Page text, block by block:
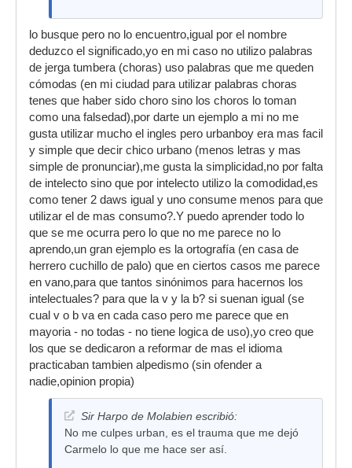
lo busque pero no lo encuentro,igual por el nombre
deduzco el significado,yo en mi caso no utilizo palabras
de jerga tumbera (choras) uso palabras que me queden
cómodas (en mi ciudad para utilizar palabras choras
tenes que haber sido choro sino los choros lo toman
como una falsedad),por darte un ejemplo a mi no me
gusta utilizar mucho el ingles pero urbanboy era mas facil
y simple que decir chico urbano (menos letras y mas
simple de pronunciar),me gusta la simplicidad,no por falta
de intelecto sino que por intelecto utilizo la comodidad,es
como tener 2 daws igual y uno consume menos para que
utilizar el de mas consumo?.Y puedo aprender todo lo
que se me ocurra pero lo que no me parece no lo
aprendo,un gran ejemplo es la ortografía (en casa de
herrero cuchillo de palo) que en ciertos casos me parece
en vano,para que tantos sinónimos para hacernos los
intelectuales? para que la v y la b? si suenan igual (se
cual v o b va en cada caso pero me parece que en
mayoria - no todas - no tiene logica de uso),yo creo que
los que se dedicaron a reformar de mas el idioma
practicaban tambien alpedismo (sin ofender a
nadie,opinion propia)
Sir Harpo de Molabien escribió:
No me culpes urban, es el trauma que me dejó
Carmelo lo que me hace ser así.